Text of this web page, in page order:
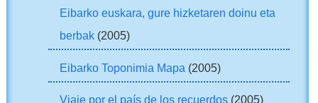
Eibarko euskara, gure hizketaren doinu eta
berbak(2005)
Eibarko Toponimia Mapa (2005)
Viaje por el país de los recuerdos(2005)